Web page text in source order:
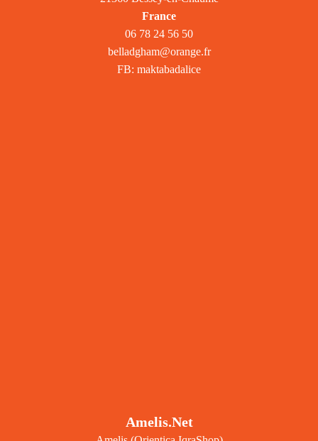
France
06 78 24 56 50
belladgham@orange.fr
FB: maktabadalice
Amelis.net